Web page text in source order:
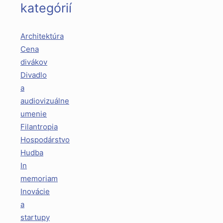
kategórií
Architektúra
Cena
divákov
Divadlo
a
audiovizuálne
umenie
Filantropia
Hospodárstvo
Hudba
In
memoriam
Inovácie
a
startupy